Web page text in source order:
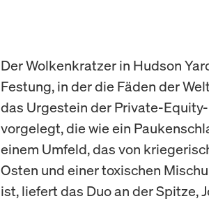
Der Wolkenkratzer in Hudson
Festung, in der die Fäden der
das Urgestein der Private-
vorgelegt, die wie ein
einem Umfeld, das von
Osten und einer toxischen
ist, liefert das Duo an der Spitze,